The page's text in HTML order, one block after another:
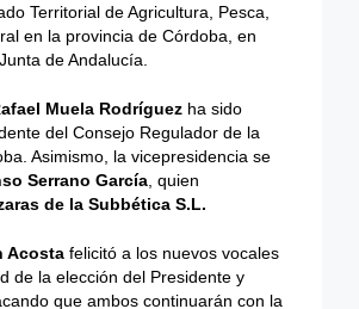
Territorial de Agricultura, Pesca,
en la provincia de Córdoba, en
de Andalucía.
Muela Rodríguez ha sido
del Consejo Regulador de la
Asimismo, la vicepresidencia se
Serrano García , quien
de la Subbética S.L.
Acosta felicitó a los nuevos vocales
de la elección del Presidente y
que ambos continuarán con la